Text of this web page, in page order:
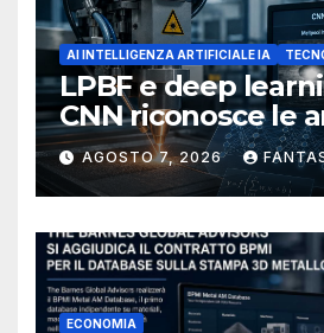
AI INTELLIGENZA ARTIFICIALE IA
LPBF e deep
CNN riconosce le
del bagno di
AGOSTO 7, 2026
ECONOMIA